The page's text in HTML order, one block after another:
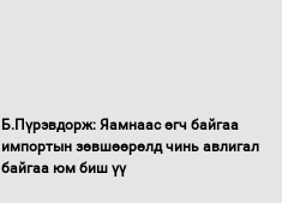
худалдан авах журмыг баталлаа
Б.Пүрэвдорж: Яамнаас өгч байгаа
импортын зөвшөөрөлд чинь авлигал
байгаа юм биш үү